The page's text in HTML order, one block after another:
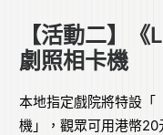
【活動二】
劇照相卡機
本地指定戲院將特設「
機」，觀眾可用港幣